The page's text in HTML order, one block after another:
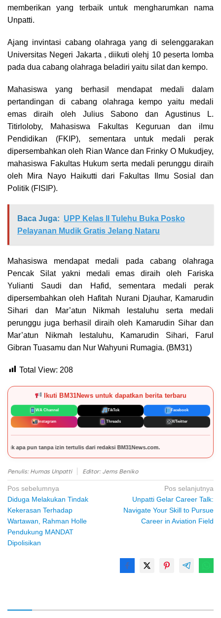
memberikan yang terbaik untuk mengharumkan nama
Unpatti.
Ajang invintasi cabang olahraga yang di selenggarakan
Universitas Negeri Jakarta , diikuti olehj 10 peserta lomba
pada dua cabang olahraga beladiri yaitu silat dan kempo.
Mahasiswa yang berhasil mendapat medali dalam
pertandingan di cabang olahraga kempo yaitu medali
emas diraih oleh Julius Sabono dan Agustinus L.
Titirloloby, Mahasiswa Fakultas Keguruan dan ilmu
Pendidikan (FKIP), sementara untuk medali perak
dipersembahkan oleh Rian Wance dan Frinky O Mukudjey,
mahasiswa Fakultas Hukum serta medali perunggu diraih
oleh Mira Nayo Haikutti dari Fakultas Ilmu Sosial dan
Politik (FISIP).
Baca Juga: UPP Kelas II Tulehu Buka Posko
Pelayanan Mudik Gratis Jelang Nataru
Mahasiswa mendapat medali pada cabang olahraga
Pencak Silat yakni medali emas diraih oleh Fariska
Yulianti Saudi dan Hafid, sementara medali perak
dipersembahkan oleh Hafitah Nurani Djauhar, Kamarudin
Sihari dan Mar’atun Nikmah lestaluhu serta medali
perunggu juga berhasil diraih oleh Kamarudin Sihar dan
Mar’atun Nikmah lestaluhu, Kamarudin Sihari, Farul
Gibran Tuasamu dan Nur Wahyuni Rumagia. (BM31)
Total View: 208
Ikuti BM31News untuk dapatkan berita terbaru
WA Channel TikTok Facebook
Instagram Threads X/Twitter
BM31News.com.
Penulis: Humas Unpatti Editor: Jems Beniko
Navigasi
pos
Pos sebelumnya
Diduga Melakukan Tindak
Kekerasan Terhadap
Wartawan, Rahman Holle
Pendukung MANDAT
Dipolisikan
Pos selanjutnya
Unpatti Gelar Career Talk:
Navigate Your Skill to Pursue
Career in Aviation Field